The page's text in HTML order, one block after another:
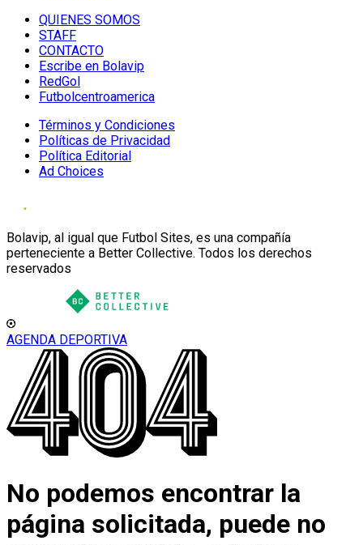
QUIENES SOMOS
STAFF
CONTACTO
Escribe en Bolavip
RedGol
Futbolcentroamerica
Términos y Condiciones
Políticas de Privacidad
Política Editorial
Ad Choices
Bolavip, al igual que Futbol Sites, es una compañía
perteneciente a Better Collective. Todos los derechos
reservados
AGENDA DEPORTIVA
No podemos encontrar la
página solicitada, puede no